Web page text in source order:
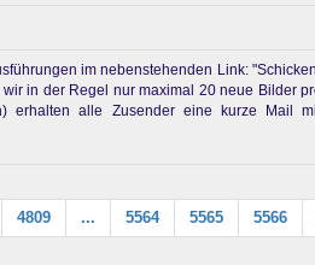
im nebenstehenden Link:
in der Regel nur maximal 20 neue Bilder
erhalten alle Zusender eine kurze Mail
4809 ... 5564 5565 5566